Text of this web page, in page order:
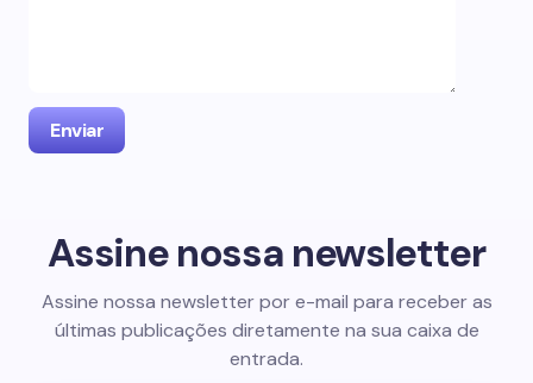
Assine nossa newsletter
Assine nossa newsletter por e-mail para receber as
últimas publicações diretamente na sua caixa de
entrada.